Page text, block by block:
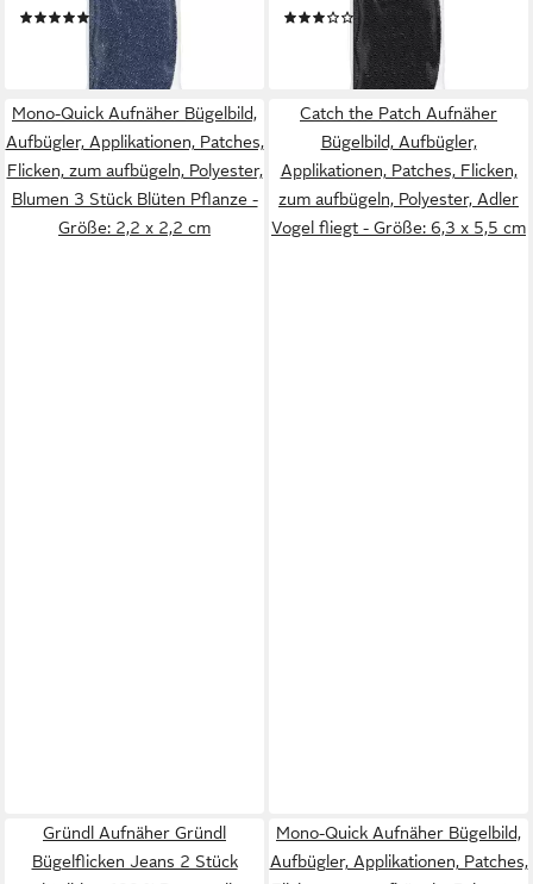
(1)
lieferbar - in 3-4 Werktagen bei dir
(1)
lieferbar - in 3-4 Werktagen bei dir
Mono-Quick Aufnäher Bügelbild,
Aufbügler, Applikationen, Patches,
Flicken, zum aufbügeln, Polyester,
Blumen 3 Stück Blüten Pflanze -
Größe: 2,2 x 2,2 cm
Catch the Patch Aufnäher
Bügelbild, Aufbügler,
Applikationen, Patches, Flicken,
zum aufbügeln, Polyester, Adler
Vogel fliegt - Größe: 6,3 x 5,5 cm
Gründl Aufnäher Gründl
Bügelflicken Jeans 2 Stück
Mono-Quick Aufnäher Bügelbild,
Aufbügler, Applikationen, Patches,